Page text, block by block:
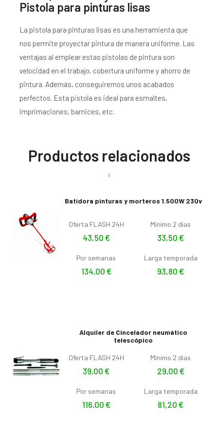
Pistola para pinturas lisas
La pistola para pinturas lisas es una herramienta que
nos permite proyectar pintura de manera uniforme. Las
ventajas al emplear estas pistolas de pintura son
velocidad en el trabajo, cobertura uniforme y ahorro de
pintura. Además, conseguiremos unos acabados
perfectos. Esta pistola es ideal para esmaltes,
imprimaciones, barnices, etc.
Productos relacionados
Batidora pinturas y morteros 1.500W 230v
Oferta FLASH 24H
43,50 €
Mínimo 2 días
33,50 €
Por semanas
134,00 €
Larga temporada
93,80 €
Alquiler de Cincelador neumático
telescópico
Oferta FLASH 24H
39,00 €
Mínimo 2 días
29,00 €
Por semanas
116,00 €
Larga temporada
81,20 €